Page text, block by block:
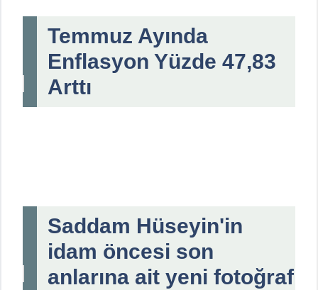
Temmuz Ayında
Enflasyon Yüzde 47,83
Arttı
Saddam Hüseyin'in
idam öncesi son
anlarına ait yeni fotoğraf